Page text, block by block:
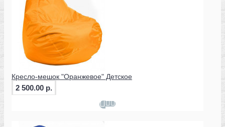
Кресло-мешок "Оранжевое" Детское
2 500.00 р.